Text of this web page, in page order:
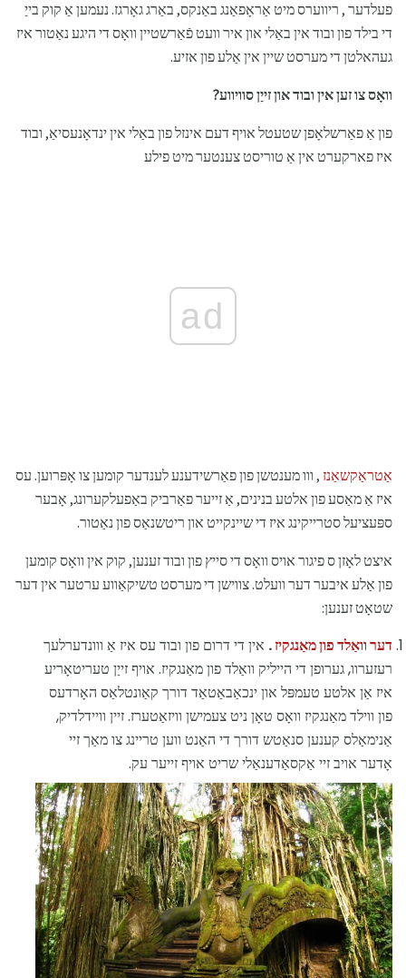
פעלדער , ריווערס מיט אַראָפאַנג באַנקס, באַרג גאָרגז. נעמען אַ קוק בייַ
די בילד פון ובוד אין באַלי און איר וועט פֿאַרשטיין וואָס די היגע נאַטור איז
געהאלטן די מערסט שיין אין אַלע פון ​​אזיע.
וואָס צו זען אין ובוד און זייַן סוויווע?
פון אַ פאַרשלאָפן שטעטל אויף דעם אינזל פון באַלי אין ינדאָנעסיאַ, ובוד
איז פארקערט אין אַ טוריסט צענטער מיט פילע
ad
אַטראַקשאַנז , ווו מענטשן פון פאַרשידענע לענדער קומען צו אָפּרוען. עס
איז אַ מאַסע פון ​​אלטע בנינים, אַ זייער פאַרביק באַפעלקערונג, אָבער
ספּעציעל סטרייקינג איז די שיינקייט און ריטשנאַס פון נאַטור.
איצט לאָזן ס פיגור אויס וואָס די סייץ פון ובוד זענען, קוק אין וואָס קומען
פון אַלע איבער דער וועלט. צווישן די מערסט טשיקאַווע ערטער אין דער
שטאָט זענען:
דער וואַלד פון מאַנגקיז. אין די דרום פון ובוד עס איז אַ ווונדערלעך
רעזערוו, גערופן די הייליק וואַלד פון מאַנגקיז. אויף זייַן טעריטאָריע
איז אַן אלטע טעמפּל און ינכאַבאַטאַד דורך קאַונטלאַס האָרדעס
פון ווילד מאַנגקיז וואָס טאָן ניט צעמישן וויזאַטערז. זיין וויידלדיק,
אַנימאַלס קענען סנאַטש דורך די האַנט ווען טריינג צו מאַך זיי
אָדער אויב זיי אַקסאַדענאַלי שריט אויף זייער עק.